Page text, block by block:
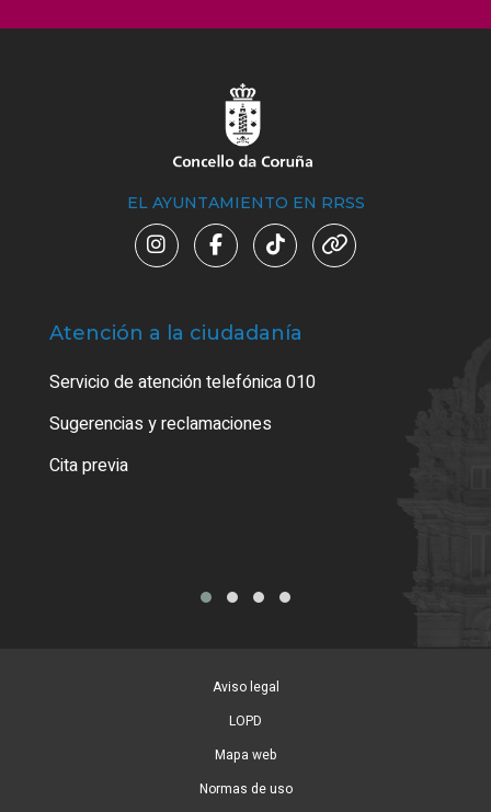
EL AYUNTAMIENTO EN RRSS
Atención a la ciudadanía
Servicio de atención telefónica 010
Sugerencias y reclamaciones
Cita previa
Aviso legal
LOPD
Mapa web
Normas de uso